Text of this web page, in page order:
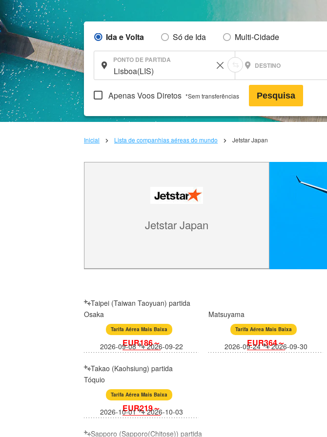
Ida e Volta Só de Ida Multi-Cidade
PONTO DE PARTIDA
DESTINO
Apenas Voos Diretos *Sem transferências Pesquisa
Inicial Lista de companhias aéreas do mundo Jetstar Japan
Jetstar Japan
Taipei (Taiwan Taoyuan) partida
Osaka
Tarifa Aérea Mais Baixa
EUR186～
2026-09-08 2026-09-22
Matsuyama
Tarifa Aérea Mais Baixa
EUR364～
2026-09-24 2026-09-30
Takao (Kaohsiung) partida
Tóquio
Tarifa Aérea Mais Baixa
EUR219～
2026-10-01 2026-10-03
Sapporo (Sapporo(Chitose)) partida